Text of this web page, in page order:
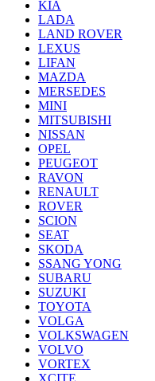
KIA
LADA
LAND ROVER
LEXUS
LIFAN
MAZDA
MERSEDES
MINI
MITSUBISHI
NISSAN
OPEL
PEUGEOT
RAVON
RENAULT
ROVER
SCION
SEAT
SKODA
SSANG YONG
SUBARU
SUZUKI
TOYOTA
VOLGA
VOLKSWAGEN
VOLVO
VORTEX
XCITE